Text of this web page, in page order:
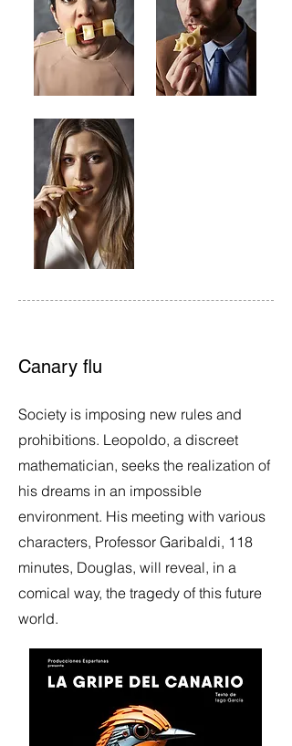
Canary flu
Society is imposing new rules and
prohibitions. Leopoldo, a discreet
mathematician, seeks the realization of
his dreams in an impossible
environment. His meeting with various
characters, Professor Garibaldi, 118
minutes, Douglas, will reveal, in a
comical way, the tragedy of this future
world.